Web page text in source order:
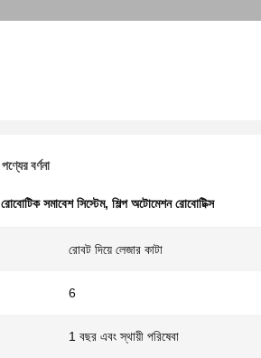
পণ্যের বর্ণনা
রোবোটিক সমাবেশ সিস্টেম, শিল্প অটোমেশন রোবোটিক্স
রোবট দিয়ে লেজার কাটা
6
1 বছর এবং স্থায়ী পরিষেবা